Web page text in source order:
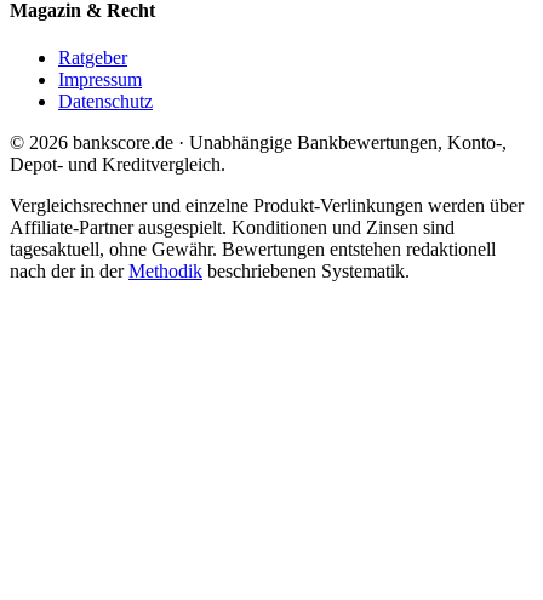
Magazin & Recht
Ratgeber
Impressum
Datenschutz
© 2026 bankscore.de · Unabhängige Bankbewertungen, Konto-,
Depot- und Kreditvergleich.
Vergleichsrechner und einzelne Produkt-Verlinkungen werden über
Affiliate-Partner ausgespielt. Konditionen und Zinsen sind
tagesaktuell, ohne Gewähr. Bewertungen entstehen redaktionell
nach der in derMethodik beschriebenen Systematik.